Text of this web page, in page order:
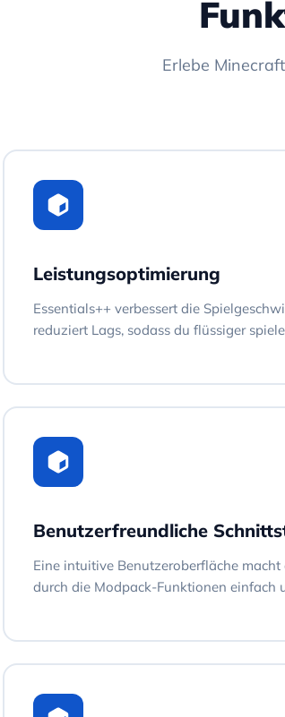
Erlebe
Leistungsoptimierung
Essentials++ verbessert die
reduziert Lags, sodass du flüssiger
Benutzerfreundliche
Eine intuitive Benutzeroberfläche
durch die Modpack-Funktionen einfach